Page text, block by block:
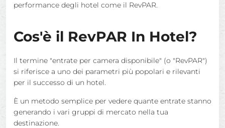
performance degli hotel come il RevPAR.
Cos'è il RevPAR In Hotel?
Il termine "entrate per camera disponibile" (o "RevPAR")
si riferisce a uno dei parametri più popolari e rilevanti
per il successo di un hotel.
È un metodo semplice per vedere quante entrate stanno
generando i vari gruppi di mercato nella tua
destinazione.